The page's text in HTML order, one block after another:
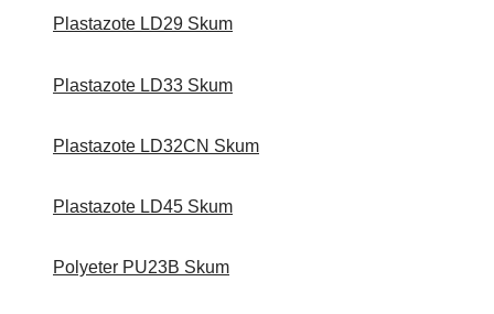
Plastazote LD29 Skum
Plastazote LD33 Skum
Plastazote LD32CN Skum
Plastazote LD45 Skum
Polyeter PU23B Skum